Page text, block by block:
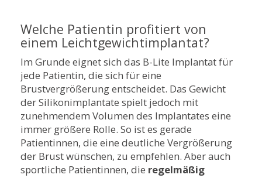
Welche Patientin profitiert von
einem Leichtgewichtimplantat?
Im Grunde eignet sich das B-Lite Implantat für
jede Patientin, die sich für eine
Brustvergrößerung entscheidet. Das Gewicht
der Silikonimplantate spielt jedoch mit
zunehmendem Volumen des Implantates eine
immer größere Rolle. So ist es gerade
Patientinnen, die eine deutliche Vergrößerung
der Brust wünschen, zu empfehlen. Aber auch
sportliche Patientinnen, die regelmäßig